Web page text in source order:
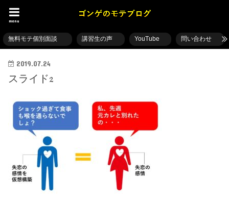
menu
無料モテ個別面談 講習生の声 YouTube 問い合わせ
2019.07.24
スライド2